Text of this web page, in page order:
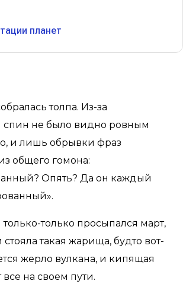
планет
толпа. Из-за
спин не было видно ровным
и лишь обрывки фраз
общего гомона:
Опять? Да он каждый
только-только просыпался март,
такая жарища, будто вот-
жерло вулкана, и кипящая
все на своем пути.